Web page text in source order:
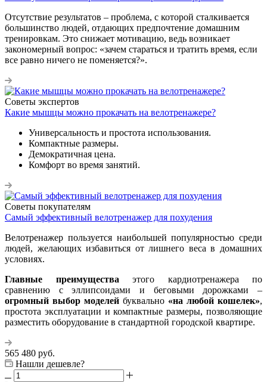
Отсутствие результатов – проблема, с которой сталкивается
большинство людей, отдающих предпочтение домашним
тренировкам. Это снижает мотивацию, ведь возникает
закономерный вопрос: «зачем стараться и тратить время, если
все равно ничего не поменяется?».
Советы экспертов
Какие мышцы можно прокачать на велотренажере?
Универсальность и простота использования.
Компактные размеры.
Демократичная цена.
Комфорт во время занятий.
Советы покупателям
Самый эффективный велотренажер для похудения
Велотренажер пользуется наибольшей популярностью среди
людей, желающих избавиться от лишнего веса в домашних
условиях.
Главные преимущества этого кардиотренажера по
сравнению с эллипсоидами и беговыми дорожками –
огромный выбор моделей буквально «на любой кошелек»,
простота эксплуатации и компактные размеры, позволяющие
разместить оборудование в стандартной городской квартире.
565 480 руб.
Нашли дешевле?